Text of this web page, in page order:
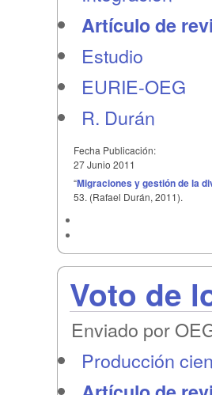
Artículo de
Estudio
EURIE-OEG
R. Durán
Fecha Publicación:
27 Junio 2011
“Migraciones y gestión de la
53. (Rafael Durán, 2011).
Voto de
Enviado por
Producción